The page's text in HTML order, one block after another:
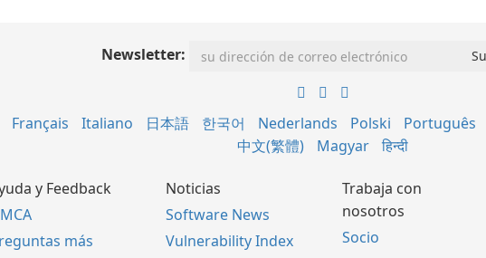
Newsletter:
Français Italiano 日本語 한국어 Nederlands Polski Português
中文(繁體)
Magyar हिन्दी
y Feedback
más
Noticias
Software News
Vulnerability Index
Trabaja con
nosotros
Socio